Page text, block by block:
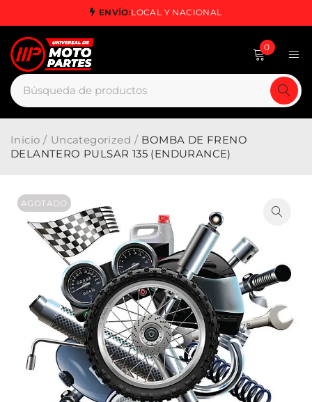
ENVÍO:LOCAL Y NACIONAL
0
Inicio / Uncategorized / BOMBA DE FRENO
DELANTERO PULSAR 135 (ENDURANCE)
AGOTADO